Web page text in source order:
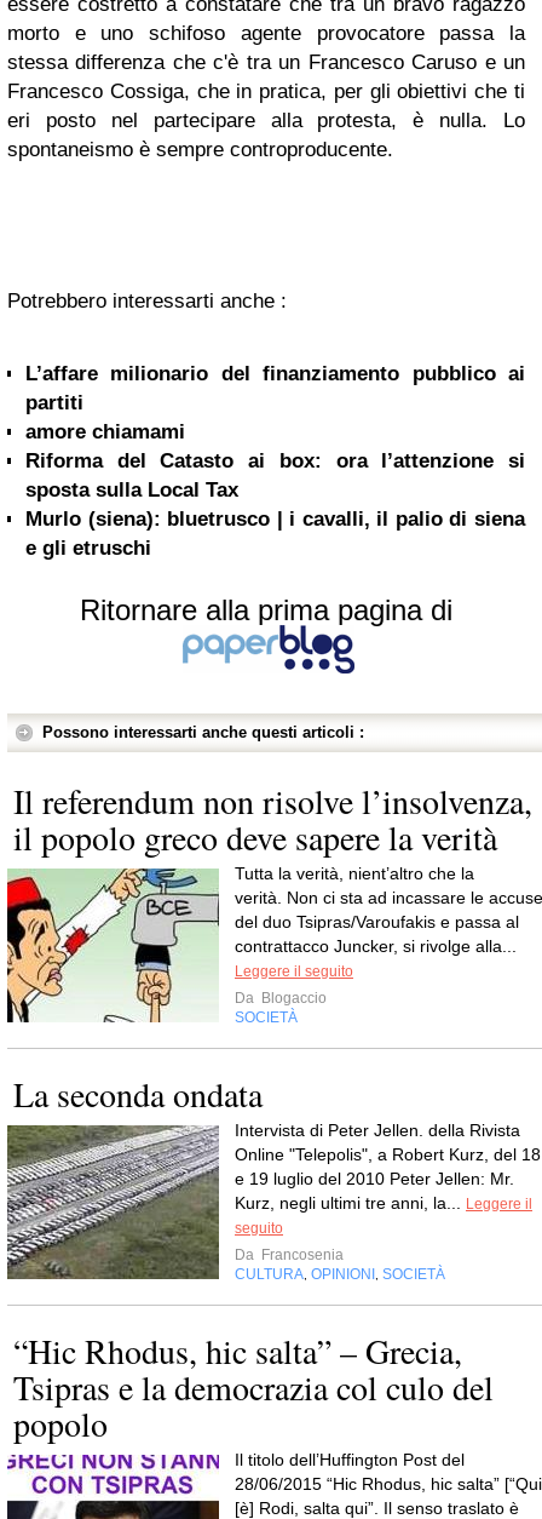
morto e uno schifoso agente provocatore passa la
stessa differenza che c'è tra un Francesco Caruso e un
Francesco Cossiga, che in pratica, per gli obiettivi che ti
eri posto nel partecipare alla protesta, è nulla. Lo
spontaneismo è sempre controproducente.
Potrebbero interessarti anche :
L’affare milionario del finanziamento pubblico ai
partiti
amore chiamami
Riforma del Catasto ai box: ora l’attenzione si
sposta sulla Local Tax
Murlo (siena): bluetrusco | i cavalli, il palio di siena
e gli etruschi
Ritornare alla prima pagina di
Possono interessarti anche questi articoli :
Il referendum non risolve l’insolvenza,
il popolo greco deve sapere la verità
Tutta la verità, nient’altro che la
verità. Non ci sta ad incassare le accuse
del duo Tsipras/Varoufakis e passa al
contrattacco Juncker, si rivolge alla...
Leggere il seguito
Da Blogaccio
SOCIETÀ
La seconda ondata
Intervista di Peter Jellen. della Rivista
Online "Telepolis", a Robert Kurz, del 18
e 19 luglio del 2010 Peter Jellen: Mr.
Kurz, negli ultimi tre anni, la...
Leggere il
seguito
Da Francosenia
CULTURA OPINIONI SOCIETÀ
“Hic Rhodus, hic salta” – Grecia,
Tsipras e la democrazia col culo del
popolo
Il titolo dell’Huffington Post del
28/06/2015 “Hic Rhodus, hic salta” [“Qui
[è] Rodi, salta qui”. Il senso traslato è